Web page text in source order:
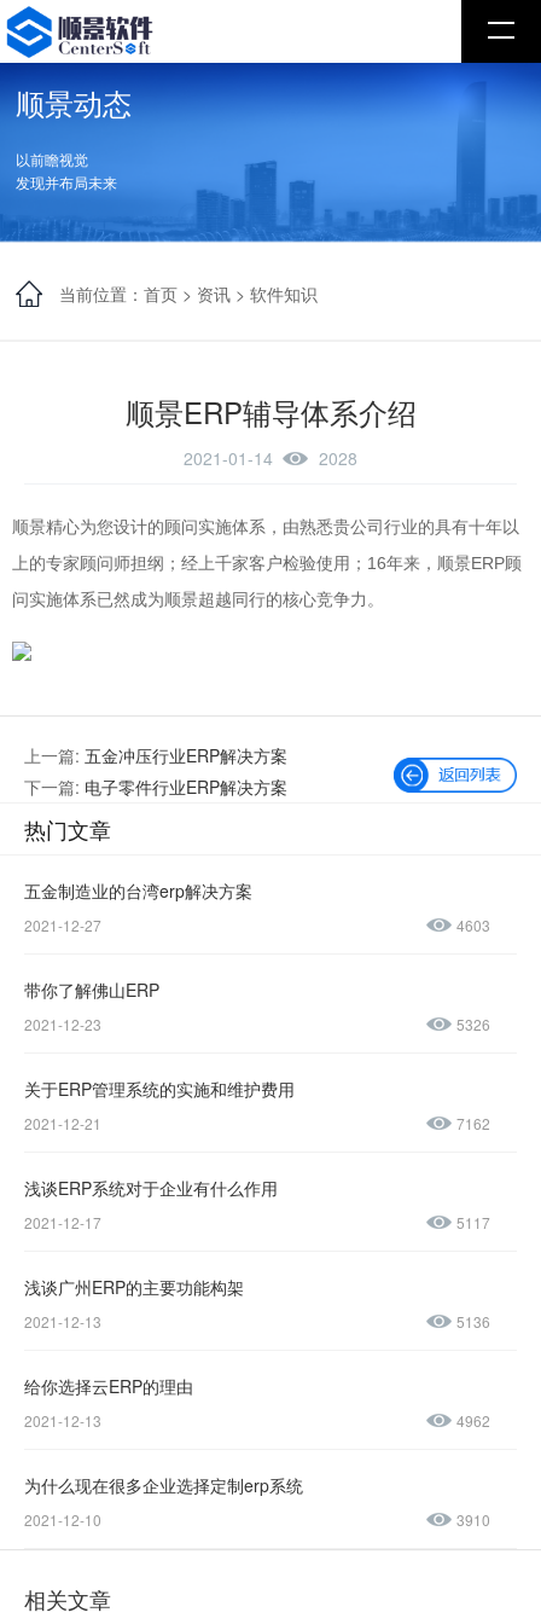
顺景动态
以前瞻视觉
发现并布局未来
当前位置：首页 > 资讯 >软件知识
顺景ERP辅导体系介绍
2021-01-14 2028
顺景精心为您设计的顾问实施体系，由熟悉贵公司行业的具有十年以
上的专家顾问师担纲；经上千家客户检验使用；16年来，顺景ERP顾
问实施体系已然成为顺景超越同行的核心竞争力。
上一篇: 五金冲压行业ERP解决方案
下一篇: 电子零件行业ERP解决方案
热门文章
五金制造业的台湾erp解决方案
2021-12-27 4603
带你了解佛山ERP
2021-12-23 5326
关于ERP管理系统的实施和维护费用
2021-12-21 7162
浅谈ERP系统对于企业有什么作用
2021-12-17 5117
浅谈广州ERP的主要功能构架
2021-12-13 5136
给你选择云ERP的理由
2021-12-13 4962
为什么现在很多企业选择定制erp系统
2021-12-10 3910
相关文章
4155
1237-